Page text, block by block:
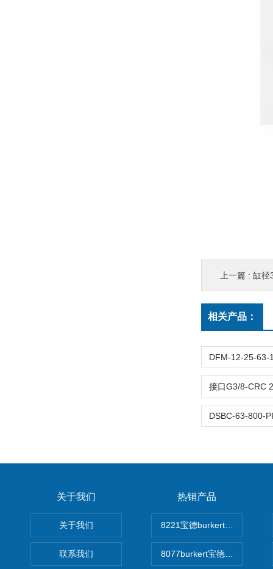
上一篇 : 缸径
相关产品：
关于我们
关于我们
联系我们
热销产品
8221宝德burkert电导率探头
8077burkert宝德椭圆齿轮脉